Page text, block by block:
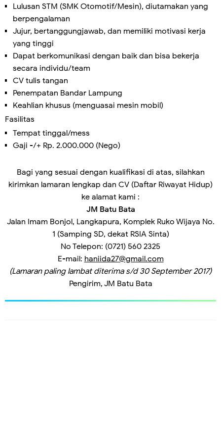
Lulusan STM (SMK Otomotif/Mesin), diutamakan yang
berpengalaman
Jujur, bertanggungjawab, dan memiliki motivasi kerja
yang tinggi
Dapat berkomunikasi dengan baik dan bisa bekerja
secara individu/team
CV tulis tangan
Penempatan Bandar Lampung
Keahlian khusus (menguasai mesin mobil)
Fasilitas
Tempat tinggal/mess
Gaji -/+ Rp. 2.000.000 (Nego)
Bagi yang sesuai dengan kualifikasi di atas, silahkan
kirimkan lamaran lengkap dan CV (Daftar Riwayat Hidup)
ke alamat kami :
JM Batu Bata
Jalan Imam Bonjol, Langkapura, Komplek Ruko Wijaya No.
1 (Samping SD, dekat RSIA Sinta)
No Telepon: (0721) 560 2325
E-mail: haniida27@gmail.com
(Lamaran paling lambat diterima s/d 30 September 2017)
Pengirim, JM Batu Bata